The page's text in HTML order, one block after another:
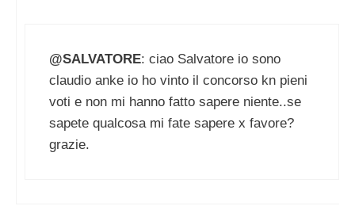
@SALVATORE: ciao Salvatore io sono
claudio anke io ho vinto il concorso kn pieni
voti e non mi hanno fatto sapere niente..se
sapete qualcosa mi fate sapere x favore?
grazie.